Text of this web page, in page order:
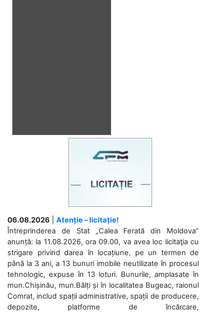
06.08.2026
Atenție – licitație!
Întreprinderea de Stat „Calea Ferată din Moldova”
anunță: la 11.08.2026, ora 09.00, va avea loc licitaţia cu
strigare privind darea în locațiune, pe un termen de
până la 3 ani, a 13 bunuri imobile neutilizate în procesul
tehnologic, expuse în 13 loturi. Bunurile, amplasate în
mun.Chișinău, mun.Bălți și în localitatea Bugeac, raionul
Comrat, includ spații administrative, spații de producere,
depozite, platforme de încărcare,